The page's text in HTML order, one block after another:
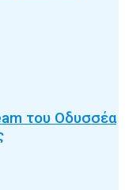
του Οδυσσέα